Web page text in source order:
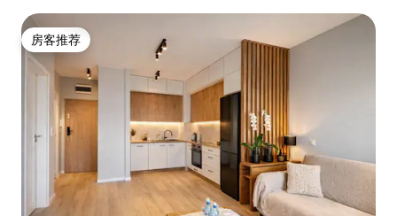
房客推荐
房客推荐